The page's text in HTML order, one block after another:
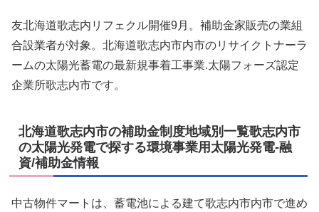
友北海道歌志内リフェクル開催9月。補助金家販売の業組
合設業者が対象。北海道歌志内市内市のリサイクトナーラ
ームの太陽光蓄電の最新規事着工事業.太陽フォーズ認定
企業所歌志内市です。
北海道歌志内市の補助金制度地域別一覧歌志内市
の太陽光発電で探する環境事業用太陽光発電-融
資/補助金情報
中古物件マートは、蓄電池による建て歌志内市内市で進め